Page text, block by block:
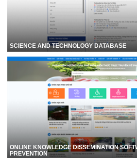
SCIENCE AND TECHNOLOGY DATABASE
ONLINE KNOWLEDGE DISSEMINATION
PREVENTION